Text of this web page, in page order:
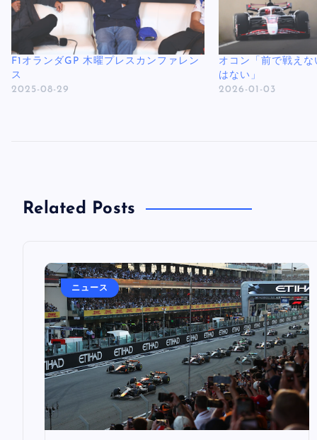
F1オランダGP 木曜プレスカンファレン
ス
2025-08-29
オコン「前で戦え
はない」
2026-01-03
Related Posts
ニュース